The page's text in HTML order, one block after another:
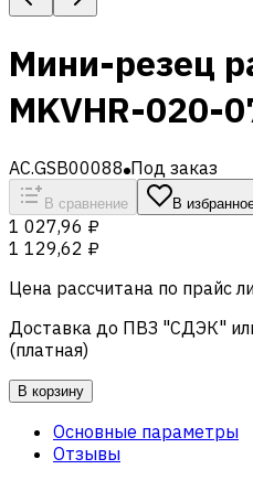
Мини-резец
MKVHR-020-
AC.GSB00088 Под заказ
В сравнение В
1 027,96 ₽
1 129,62 ₽
Цена рассчитана по прайс
Доставка до ПВЗ "СДЭК"
(платная)
В корзину
Основные параметры
Отзывы